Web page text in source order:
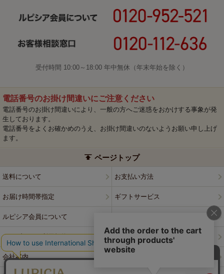
受付時間 10:00～18:00 年中無休（年末年始を除く）
電話番号のお掛け間違いにご注意ください
電話番号のお掛け間違いにより、一般の方へご迷惑をおかけする事象が発
生しております。
電話番号をよくお確かめのうえ、お掛け間違いのないようお願い申し上げ
ます。
ページトップ
送料について お支払い方法
お届け時間帯指定 ギフトサービス
ルピシア会員について
ウェブサイト利用規約 特定商取引法に基づく表記
会社案内